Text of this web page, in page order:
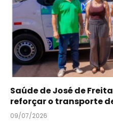
Saúde de José de
reforçar o transporte
09/07/2026